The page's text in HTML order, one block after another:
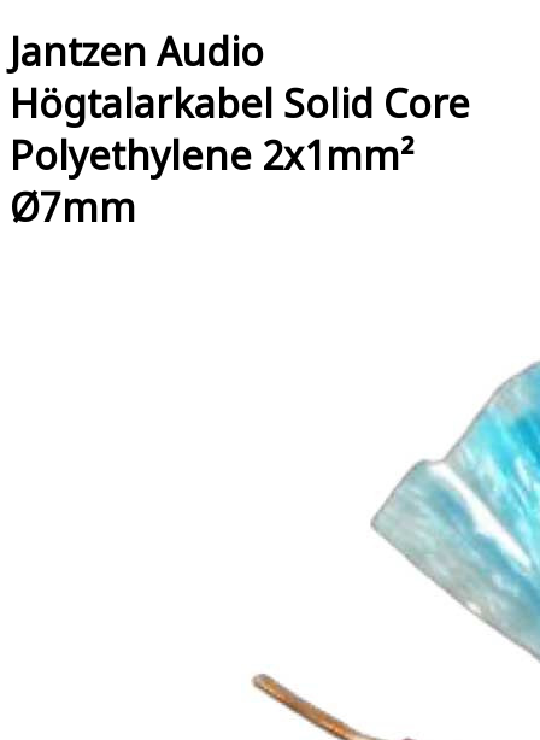
Jantzen Audio
Högtalarkabel Solid Core
Polyethylene 2x1mm²
Ø7mm